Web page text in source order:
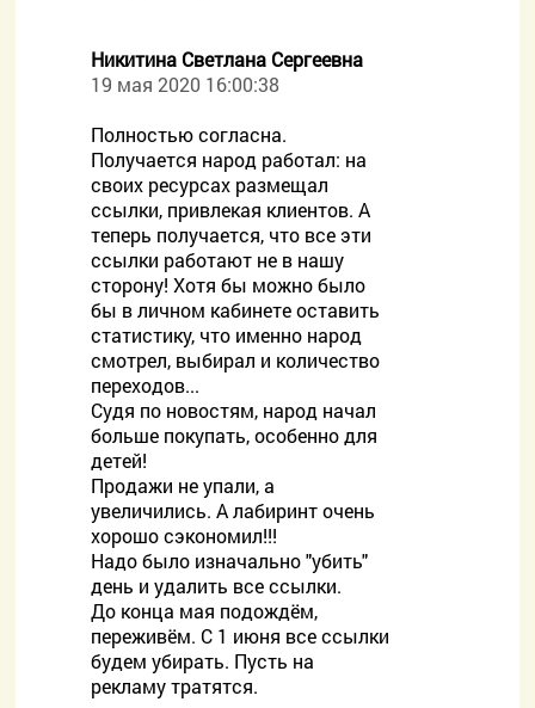
Никитина Светлана Сергеевна
19 мая 2020 16:00:38
Полностью согласна.
Получается народ работал: на
своих ресурсах размещал
ссылки, привлекая клиентов. А
теперь получается, что все эти
ссылки работают не в нашу
сторону! Хотя бы можно было
бы в личном кабинете оставить
статистику, что именно народ
смотрел, выбирал и количество
переходов...
Судя по новостям, народ начал
больше покупать, особенно для
детей!
Продажи не упали, а
увеличились. А лабиринт очень
хорошо сэкономил!!!
Надо было изначально "убить"
день и удалить все ссылки.
До конца мая подождём,
переживём. С 1 июня все ссылки
будем убирать. Пусть на
рекламу тратятся.